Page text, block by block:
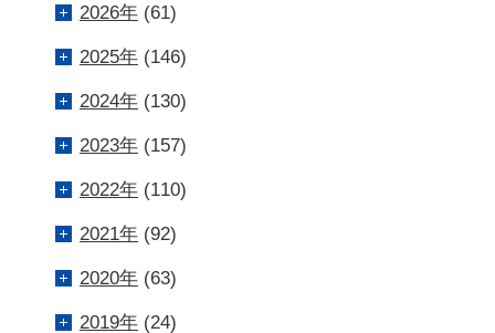
2026年(61)
2025年(146)
2024年(130)
2023年(157)
2022年(110)
2021年(92)
2020年(63)
2019年(24)